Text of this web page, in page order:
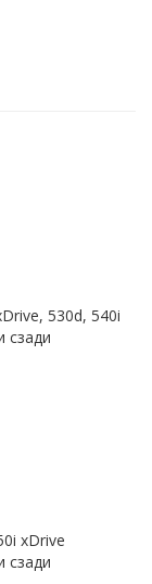
530d, 540i
сзади
xDrive
сзади